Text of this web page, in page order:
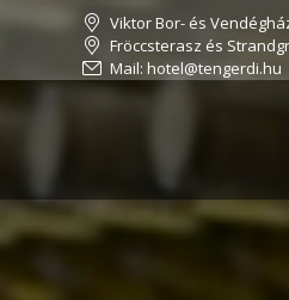
Viktor Bor- és
Fröccsterasz és
Mail: hotel@tengerdi.hu